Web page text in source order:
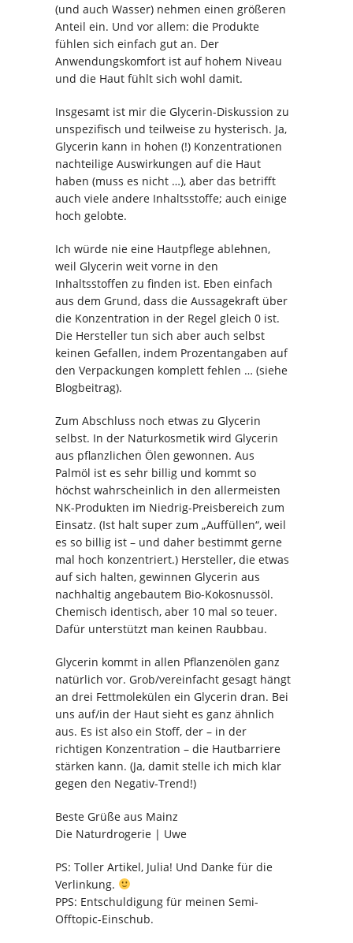
(und auch Wasser) nehmen einen größeren
Anteil ein. Und vor allem: die Produkte
fühlen sich einfach gut an. Der
Anwendungskomfort ist auf hohem Niveau
und die Haut fühlt sich wohl damit.
Insgesamt ist mir die Glycerin-Diskussion zu
unspezifisch und teilweise zu hysterisch. Ja,
Glycerin kann in hohen (!) Konzentrationen
nachteilige Auswirkungen auf die Haut
haben (muss es nicht …), aber das betrifft
auch viele andere Inhaltsstoffe; auch einige
hoch gelobte.
Ich würde nie eine Hautpflege ablehnen,
weil Glycerin weit vorne in den
Inhaltsstoffen zu finden ist. Eben einfach
aus dem Grund, dass die Aussagekraft über
die Konzentration in der Regel gleich 0 ist.
Die Hersteller tun sich aber auch selbst
keinen Gefallen, indem Prozentangaben auf
den Verpackungen komplett fehlen … (siehe
Blogbeitrag).
Zum Abschluss noch etwas zu Glycerin
selbst. In der Naturkosmetik wird Glycerin
aus pflanzlichen Ölen gewonnen. Aus
Palmöl ist es sehr billig und kommt so
höchst wahrscheinlich in den allermeisten
NK-Produkten im Niedrig-Preisbereich zum
Einsatz. (Ist halt super zum „Auffüllen“, weil
es so billig ist – und daher bestimmt gerne
mal hoch konzentriert.) Hersteller, die etwas
auf sich halten, gewinnen Glycerin aus
nachhaltig angebautem Bio-Kokosnussöl.
Chemisch identisch, aber 10 mal so teuer.
Dafür unterstützt man keinen Raubbau.
Glycerin kommt in allen Pflanzenölen ganz
natürlich vor. Grob/vereinfacht gesagt hängt
an drei Fettmolekülen ein Glycerin dran. Bei
uns auf/in der Haut sieht es ganz ähnlich
aus. Es ist also ein Stoff, der – in der
richtigen Konzentration – die Hautbarriere
stärken kann. (Ja, damit stelle ich mich klar
gegen den Negativ-Trend!)
Beste Grüße aus Mainz
Die Naturdrogerie | Uwe
PS: Toller Artikel, Julia! Und Danke für die
Verlinkung.
PPS: Entschuldigung für meinen Semi-
Offtopic-Einschub.